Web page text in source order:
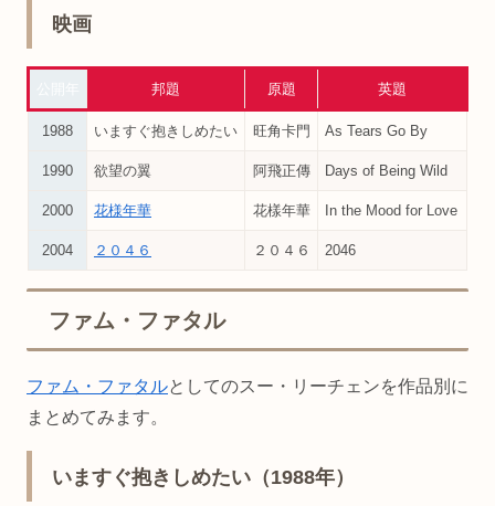
映画
邦題 原題 英題
1988 いますぐ抱きしめたい 旺角卡門 As Tears Go By
1990 欲望の翼 阿飛正傳 Days of Being Wild
2000 花様年華 花樣年華 In the Mood for Love
2004 ２０４６ ２０４６ 2046
ファム・ファタル
ファム・ファタルとしてのスー・リーチェンを作品別に
まとめてみます。
いますぐ抱きしめたい（1988年）